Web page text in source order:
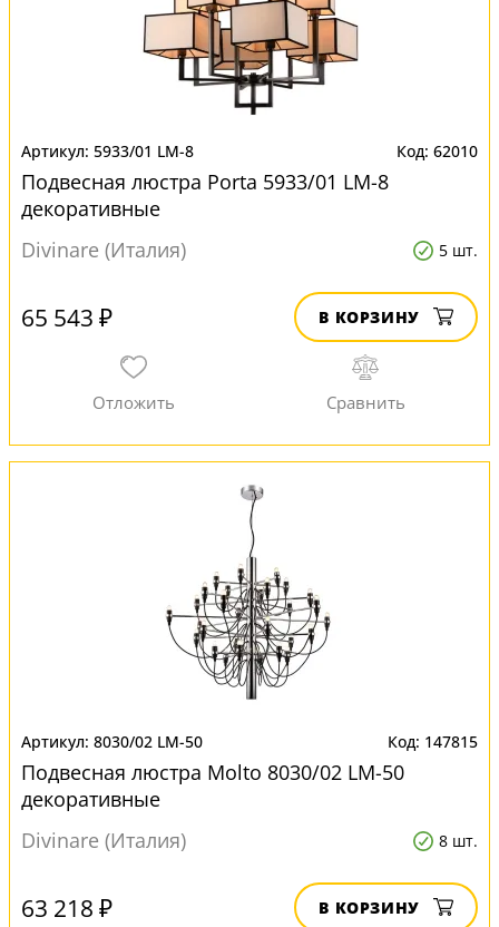
5933/01 LM-8 62010
Подвесная люстра Porta 5933/01 LM-8
декоративные
Divinare (Италия)
5 шт.
65 543 ₽ В КОРЗИНУ
8030/02 LM-50 147815
Подвесная люстра Molto 8030/02 LM-50
декоративные
Divinare (Италия)
8 шт.
63 218 ₽ В КОРЗИНУ